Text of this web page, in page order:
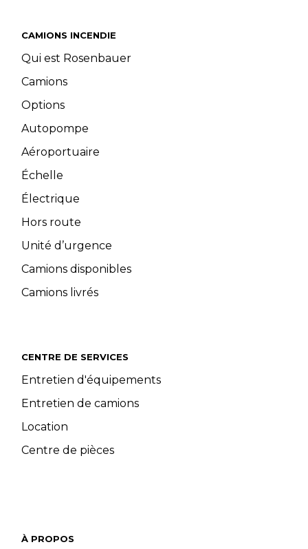
CAMIONS INCENDIE
Qui est Rosenbauer
Camions
Options
Autopompe
Aéroportuaire
Échelle
Électrique
Hors route
Unité d’urgence
Camions disponibles
Camions livrés
CENTRE DE SERVICES
Entretien d'équipements
Entretien de camions
Location
Centre de pièces
À PROPOS